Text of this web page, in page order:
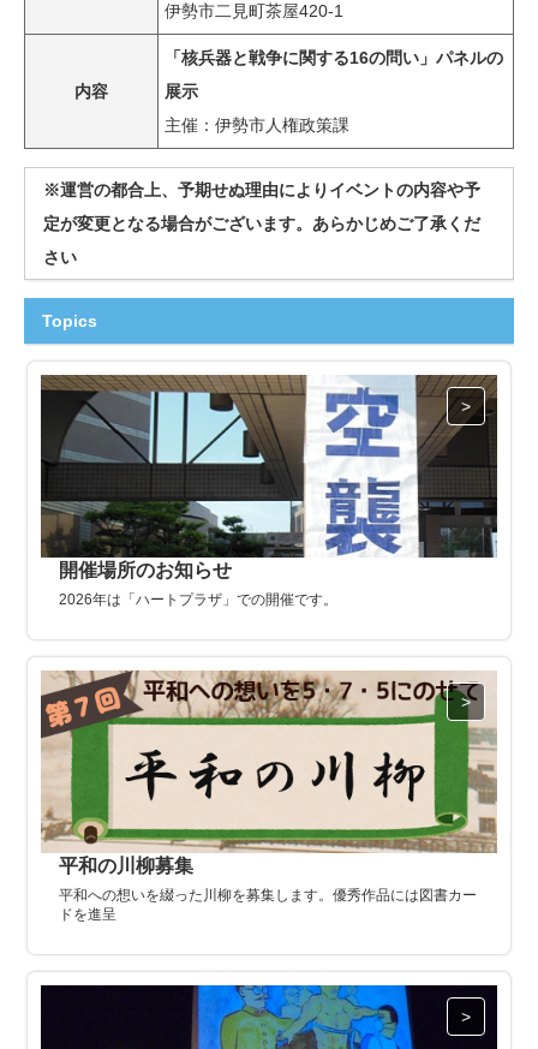
伊勢市二見町茶屋420-1
内容
「核兵器と戦争に関する16の問い」パネルの
展示
主催：伊勢市人権政策課
※運営の都合上、予期せぬ理由によりイベントの内容や予
定が変更となる場合がございます。あらかじめご了承くだ
さい
Topics
開催場所のお知らせ
2026年は「ハートプラザ」での開催です。
平和の川柳募集
平和への想いを綴った川柳を募集します。優秀作品には図書カー
ドを進呈